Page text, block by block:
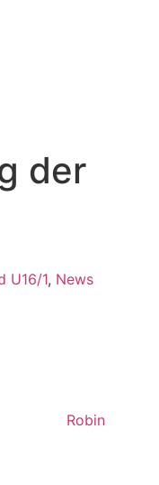
der
U16/1, News
Robin